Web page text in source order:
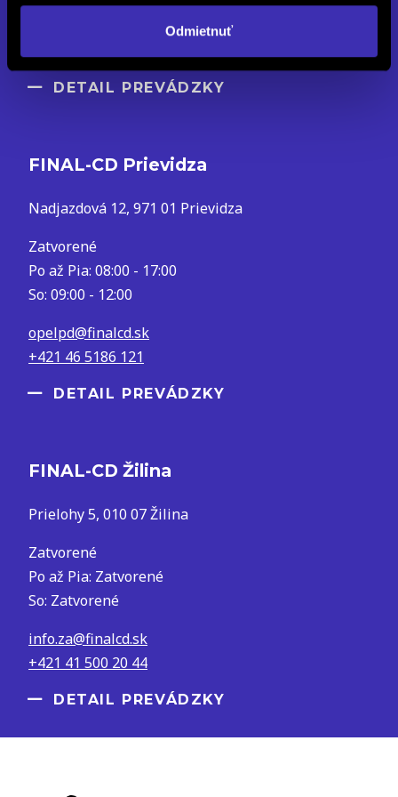
Odmietnuť
DETAIL PREVÁDZKY
FINAL-CD Prievidza
Nadjazdová 12, 971 01 Prievidza
Zatvorené
Po až Pia: 08:00 - 17:00
So: 09:00 - 12:00
opelpd@finalcd.sk
+421 46 5186 121
DETAIL PREVÁDZKY
FINAL-CD Žilina
Prielohy 5, 010 07 Žilina
Zatvorené
Po až Pia: Zatvorené
So: Zatvorené
info.za@finalcd.sk
+421 41 500 20 44
DETAIL PREVÁDZKY